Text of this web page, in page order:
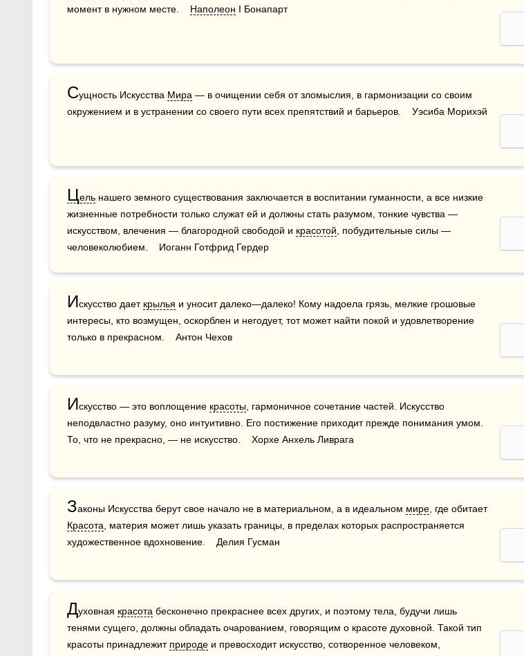
момент в нужном месте. Наполеон I Бонапарт
Сущность Искусства Мира — в очищении себя от зломыслия, в гармонизации со своим
окружением и в устранении со своего пути всех препятствий и барьеров.    Уэсиба Морихэй
Цель нашего земного существования заключается в воспитании гуманности, а все низкие
жизненные потребности только служат ей и должны стать разумом, тонкие чувства —
искусством, влечения — благородной свободой и красотой , побудительные силы —
человеколюбием.    Иоганн Готфрид Гердер
Искусство дает крылья и уносит далеко—далеко! Кому надоела грязь, мелкие грошовые
интересы, кто возмущен, оскорблен и негодует, тот может найти покой и удовлетворение
только в прекрасном.    Антон Чехов
Искусство — это воплощение красоты , гармоничное сочетание частей. Искусство
неподвластно разуму, оно интуитивно. Его постижение приходит прежде понимания умом.
То, что не прекрасно, — не искусство.    Хорхе Анхель Ливрага
Законы Искусства берут свое начало не в материальном, а в идеальном мире
, где обитает
Красота , материя может лишь указать границы, в пределах которых распространяется
художественное вдохновение.    Делия Гусман
Духовная красота бесконечно прекраснее всех других, и поэтому тела, будучи лишь
тенями сущего, должны обладать очарованием, говорящим о красоте духовной. Такой тип
красоты принадлежит природе и превосходит искусство, сотворенное человеком,